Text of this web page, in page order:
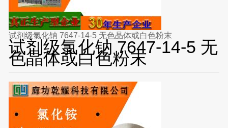
试剂级氯化钠 7647-14-5 无色晶体或白色粉末
试剂级氯化钠 7647-14-5 无
色晶体或白色粉末